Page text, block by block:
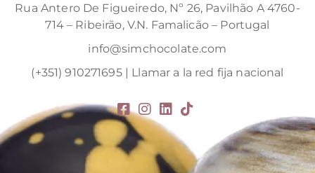
Rua Antero De Figueiredo, Nº 26, Pavilhão A 4760-
714 – Ribeirão, V.N. Famalicão – Portugal
info@simchocolate.com
(+351) 910271695 | Llamar a la red fija nacional